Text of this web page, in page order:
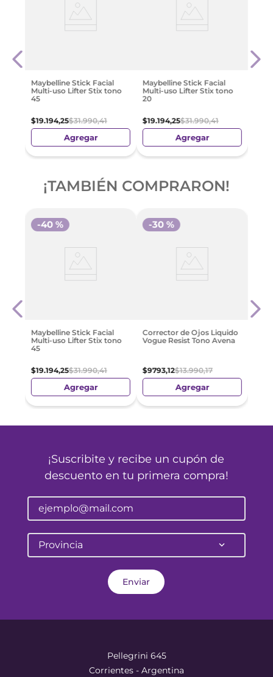
Maybelline Stick Facial
Multi-uso Lifter Stix tono
45
$19.194,25$31.990,41
Agregar
Maybelline Stick Facial
Multi-uso Lifter Stix tono
20
$19.194,25$31.990,41
Agregar
145
¡TAMBIÉN COMPRARON!
Maybelline Stick Facial
Multi-uso Lifter Stix tono
45
$19.194,25$31.990,41
-40 %
Agregar
Corrector de Ojos Liquido
Vogue Resist Tono Avena
$9793,12$13.990,17
-30 %
Agregar
¡Suscribite y recibe un cupón de
descuento en tu primera compra!
Provincia
Enviar
Pellegrini 645
Corrientes - Argentina